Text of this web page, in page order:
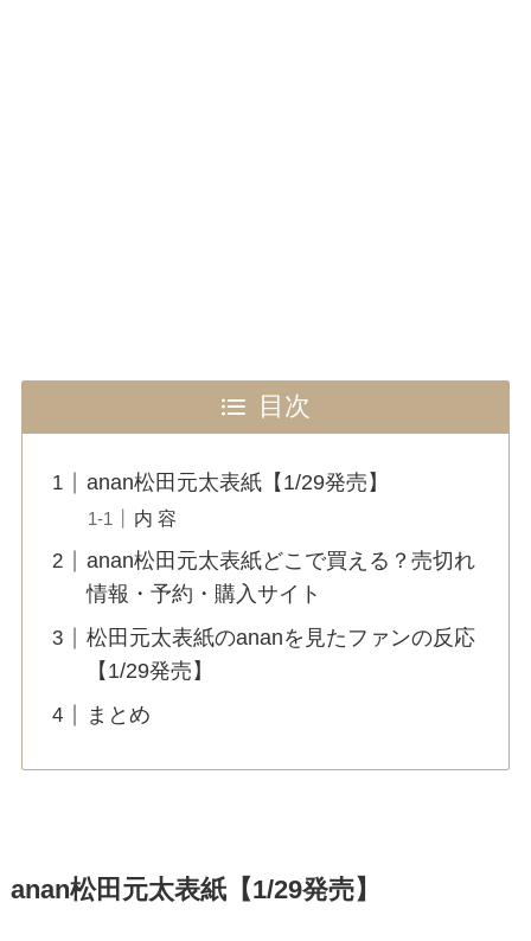
目次
anan松田元太表紙【1/29発売】
内 容
anan松田元太表紙どこで買える？売切れ
情報・予約・購入サイト
松田元太表紙のananを見たファンの反応
【1/29発売】
まとめ
anan松田元太表紙【1/29発売】